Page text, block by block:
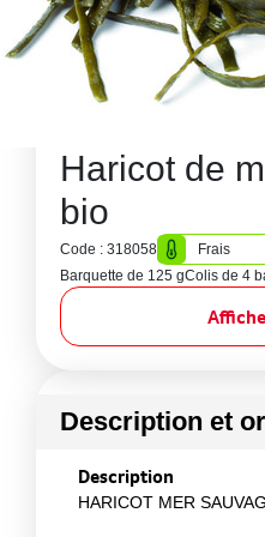
Haricot de
bio
Code : 318058
Frais
Barquette de 125 gColis de 4
Description et
Description
HARICOT MER